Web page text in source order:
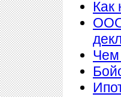
Как
Чем